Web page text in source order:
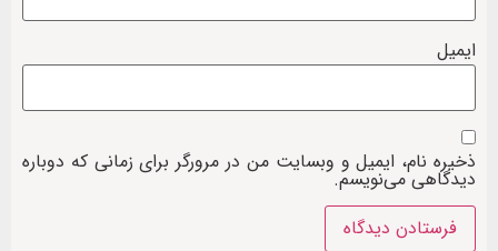
ایمیل
ذخیره نام، ایمیل و وبسایت من در مرورگر برای زمانی که دوباره
دیدگاهی می‌نویسم.